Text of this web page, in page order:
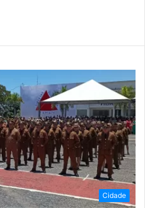
Cidade